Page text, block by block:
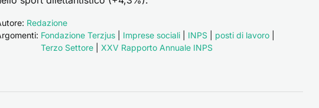
Redazione
Fondazione Terzjus Imprese sociali INPS posti di lavoro
Terzo Settore
XXV Rapporto Annuale INPS